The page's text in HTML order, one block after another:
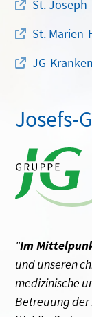
St.
St.
JG-
Josefs-
"Im
und unseren
medizinische
Betreuung der